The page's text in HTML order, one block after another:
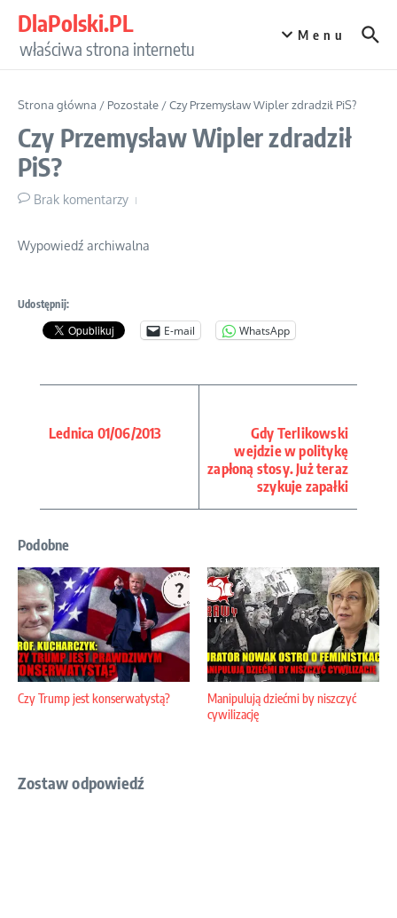
DlaPolski.PL
właściwa strona internetu
Menu
Strona główna / Pozostałe /Czy Przemysław Wipler zdradził PiS?
Czy Przemysław Wipler zdradził
PiS?
Brak komentarzy
Wypowiedź archiwalna
Udostępnij:
E-mail WhatsApp
Lednica 01/06/2013
Gdy Terlikowski
wejdzie w politykę
zapłoną stosy. Już teraz
szykuje zapałki
Podobne
Czy Trump jest konserwatystą?
Manipulują dziećmi by niszczyć
cywilizację
Zostaw odpowiedź